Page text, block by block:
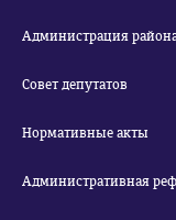
Администрация
Совет депутатов
Нормативные акты
Административная